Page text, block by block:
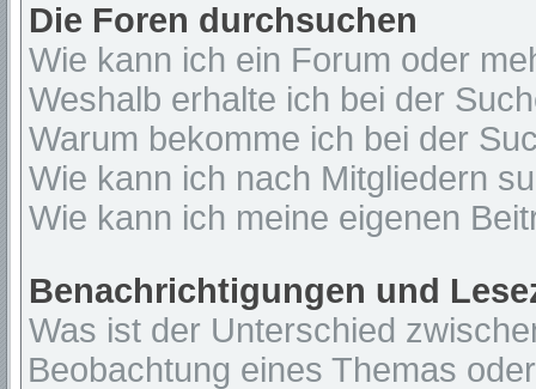
Die Foren durchsuchen
Wie kann ich ein Forum oder
Weshalb erhalte ich bei der
Warum bekomme ich bei der
Wie kann ich nach Mitgliedern
Wie kann ich meine eigenen
Benachrichtigungen und
Was ist der Unterschied
Beobachtung eines Themas